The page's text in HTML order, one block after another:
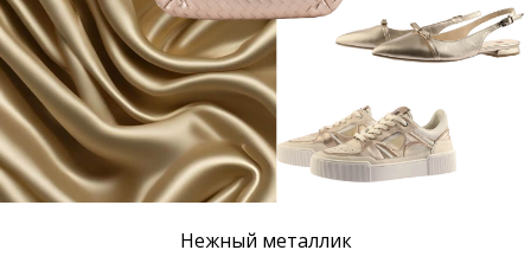
Нежный металлик